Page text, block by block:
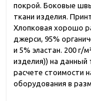
покрой. Боковые
ткани изделия.
Хлопковая хорошо
джерси, 95%
и 5% эластан. 200 г/
изделия)) на данный
расчете стоимости
оборудования в